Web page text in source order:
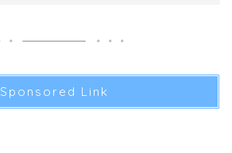
Sponsored Link